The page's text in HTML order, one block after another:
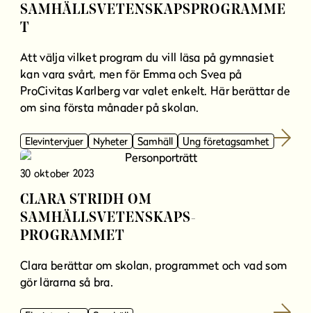
SAMHÄLLSVETENSKAPSPROGRAMME
T
Att välja vilket program du vill läsa på gymnasiet
kan vara svårt, men för Emma och Svea på
ProCivitas Karlberg var valet enkelt. Här berättar de
om sina första månader på skolan.
Elevintervjuer Nyheter Samhäll Ung företagsamhet
30 oktober 2023
CLARA STRIDH OM
SAMHÄLLSVETENSKAPS-
PROGRAMMET
Clara berättar om skolan, programmet och vad som
gör lärarna så bra.